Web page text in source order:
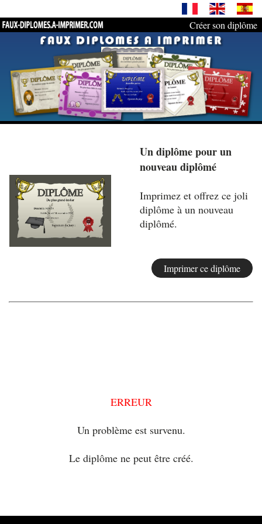
Créer son diplôme
Un diplôme pour un
nouveau diplômé
Imprimez et offrez ce joli
diplôme à un nouveau
diplômé.
ERREUR
Un problème est survenu.
Le diplôme ne peut être créé.